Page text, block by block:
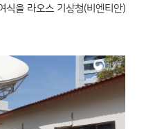
식을 라오스 기상청(비엔티안)